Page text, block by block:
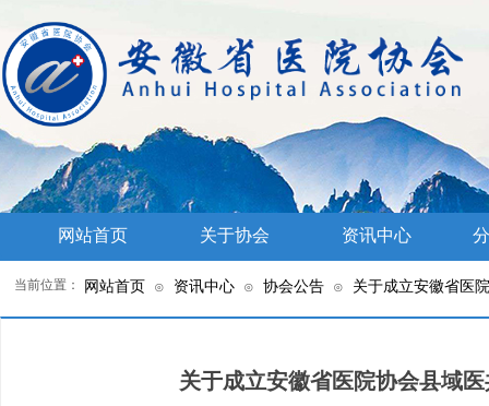
网站首页 关于协会 资讯中心
网站首页 ⊙ 资讯中心 ⊙ 协会公告 ⊙ 关于成立安徽省医
当前位置：
关于成立安徽省医院协会县域